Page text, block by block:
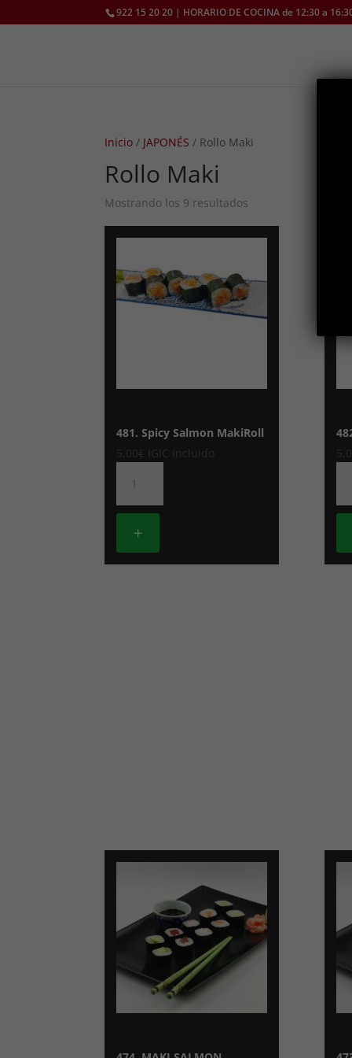
922 15 20 20 | HORARIO DE COCINA de 12:30 a
Inicio/ JAPONÉS / Rollo Maki
Rollo Maki
Mostrando los 9 resultadosOrdenado
los
481. Spicy Salmon MakiRoll
5,00€ IGIC incluido
Spicy
Salmon
+